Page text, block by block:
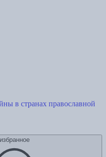
в странах православной